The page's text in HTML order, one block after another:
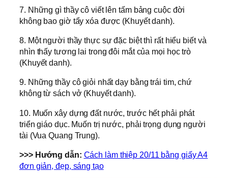
7. Những gì thầy cô viết lên tấm bảng cuộc đời
không bao giờ tẩy xóa được (Khuyết danh).
8. Một người thầy thực sự đặc biệt thì rất hiểu biết và
nhìn thấy tương lai trong đôi mắt của mọi học trò
(Khuyết danh).
9. Những thầy cô giỏi nhất dạy bằng trái tim, chứ
không từ sách vở (Khuyết danh).
10. Muốn xây dựng đất nước, trước hết phải phát
triển giáo dục. Muốn trị nước, phải trọng dụng người
tài (Vua Quang Trung).
>>> Hướng dẫn: Cách làm thiệp 20/11 bằng giấy A4
đơn giản, đẹp, sáng tạo